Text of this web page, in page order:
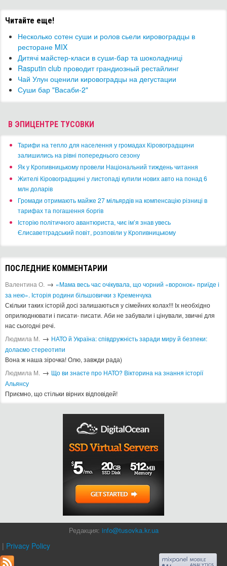
Читайте еще!
Несколько сотен суши и ролов сьели кировоградцы в
ресторане MIX
Дитячі майстер-класи в суши-бар та шоколадниці
Rasputin club проводит грандиозный рестайлинг
Чай Улун оценили кировоградцы на дегустации
Суши бар "Васаби-2"
В ЭПИЦЕНТРЕ ТУСОВКИ
​Тарифи на тепло для населення у громадах Кіровоградщини
залишились на рівні попереднього сезону
​Як у Кропивницькому провели Національний тиждень читання
​Жителі Кіровоградщині у листопаді купили нових авто на понад 6
млн доларів
​Громади отримають майже 27 мільярдів на компенсацію різниці в
тарифах та погашення боргів
Історію політичного авантюриста, чиє ім’я знав увесь
Єлисаветградський повіт, розповіли у Кропивницькому
ПОСЛЕДНИЕ КОММЕНТАРИИ
Валентина О. → «Мама весь час очікувала, що чорний «воронок» приїде і
за нею». Історія родини більшовички з Кременчука
Скільки таких історій досі залишаються у сімейних колах!!! Іх необхідно
оприлюднювати і писати- писати. Аби не забували і цінували, звичні для
нас сьогодні речі.
Людмила М. → ​НАТО й Україна: співдружність заради миру й безпеки:
долаємо стереотипи
Вона ж наша зірочка! Олю, завжди рада)
Людмила М. → Що ви знаєте про НАТО? Вікторина на знання історії
Альянсу ​
Приємно, що стільки вірних відповідей!
Редакция: info@tusovka.kr.ua
| Privacy Policy